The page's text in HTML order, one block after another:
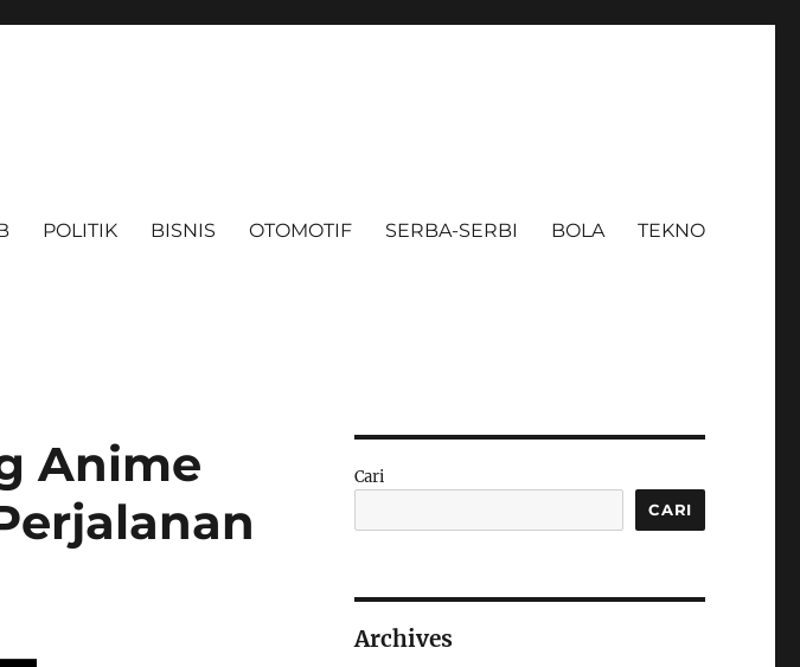
POLITIK BISNIS OTOMOTIF SERBA-SERBI BOLA TEKNO
Anime
Cari
CARI
Archives